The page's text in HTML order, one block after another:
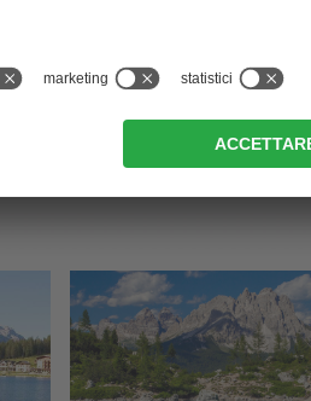
San Pietro di Cadore
Agordo